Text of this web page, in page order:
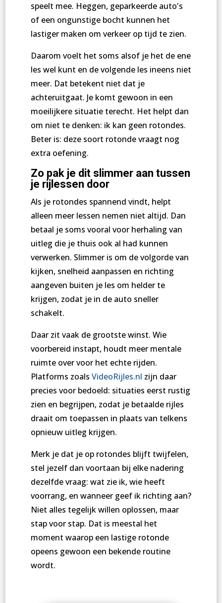
speelt mee. Heggen, geparkeerde auto's
of een ongunstige bocht kunnen het
lastiger maken om verkeer op tijd te zien.
Daarom voelt het soms alsof je het de ene
les wel kunt en de volgende les ineens niet
meer. Dat betekent niet dat je
achteruitgaat. Je komt gewoon in een
moeilijkere situatie terecht. Het helpt dan
om niet te denken: ik kan geen rotondes.
Beter is: deze soort rotonde vraagt nog
extra oefening.
Zo pak je dit slimmer aan tussen
je rijlessen door
Als je rotondes spannend vindt, helpt
alleen meer lessen nemen niet altijd. Dan
betaal je soms vooral voor herhaling van
uitleg die je thuis ook al had kunnen
verwerken. Slimmer is om de volgorde van
kijken, snelheid aanpassen en richting
aangeven buiten je les om helder te
krijgen, zodat je in de auto sneller
schakelt.
Daar zit vaak de grootste winst. Wie
voorbereid instapt, houdt meer mentale
ruimte over voor het echte rijden.
Platforms zoals VideoRijles.nl zijn daar
precies voor bedoeld: situaties eerst rustig
zien en begrijpen, zodat je betaalde rijles
draait om toepassen in plaats van telkens
opnieuw uitleg krijgen.
Merk je dat je op rotondes blijft twijfelen,
stel jezelf dan voortaan bij elke nadering
dezelfde vraag: wat zie ik, wie heeft
voorrang, en wanneer geef ik richting aan?
Niet alles tegelijk willen oplossen, maar
stap voor stap. Dat is meestal het
moment waarop een lastige rotonde
opeens gewoon een bekende routine
wordt.